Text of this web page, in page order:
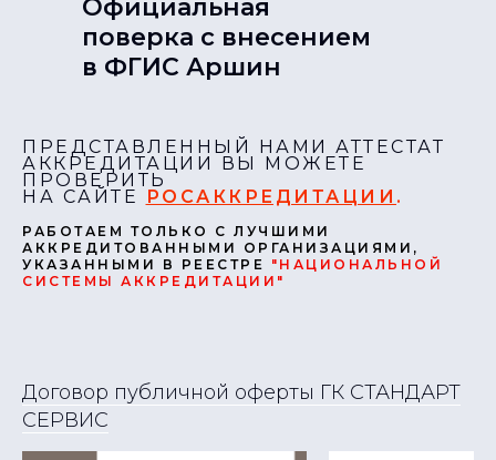
Официальная
поверка с внесением
в ФГИС Аршин
ПРЕДСТАВЛЕННЫЙ НАМИ АТТЕСТАТ
АККРЕДИТАЦИИ ВЫ МОЖЕТЕ
ПРОВЕРИТЬ
НА САЙТЕ РОСАККРЕДИТАЦИИ .
РАБОТАЕМ ТОЛЬКО С ЛУЧШИМИ
АККРЕДИТОВАННЫМИ ОРГАНИЗАЦИЯМИ,
УКАЗАННЫМИ В РЕЕСТРЕ "НАЦИОНАЛЬНОЙ
СИСТЕМЫ АККРЕДИТАЦИИ"
Договор публичной оферты ГК СТАНДАРТ
СЕРВИС